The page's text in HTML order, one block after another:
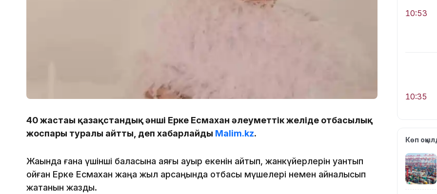
40 жастағы қазақстандық әнші Ерке Есмахан әлеуметтік желіде отбасылық
жоспары туралы айтты, деп хабарлайды Malim.kz.
Жақында ғана үшінші баласына аяғы ауыр екенін айтып, жанкүйерлерін қуантып
қойған Ерке Есмахан жаңа жыл қарсаңында отбасы мүшелері немен айналысып
жатқанын жазды.
10:53
10:35
10:25
Көп